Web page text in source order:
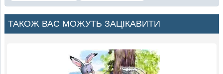
ТАКОЖ ВАС МОЖУТЬ ЗАЦІКАВИТИ